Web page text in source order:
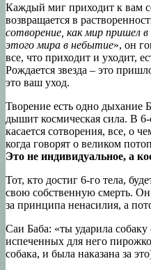
Каждый миг приходит к вам
возвращается в
сотворение, как мир пришел
этого мира в небытие», он
все, что приходит и уходит,
Рождается звезда – это
это ваш уход.
Творение есть одно дыхание
дышит космическая сила. В 6-
касается сотворения, все, о
когда говорят о великом
Это не индивидуальное, а
Тот, кто достиг 6-го тела,
свою собственную смерть.
за принципа ненасилия, а
Саи Баба: «ты ударила
испеченных для него
собака, и была наказана за